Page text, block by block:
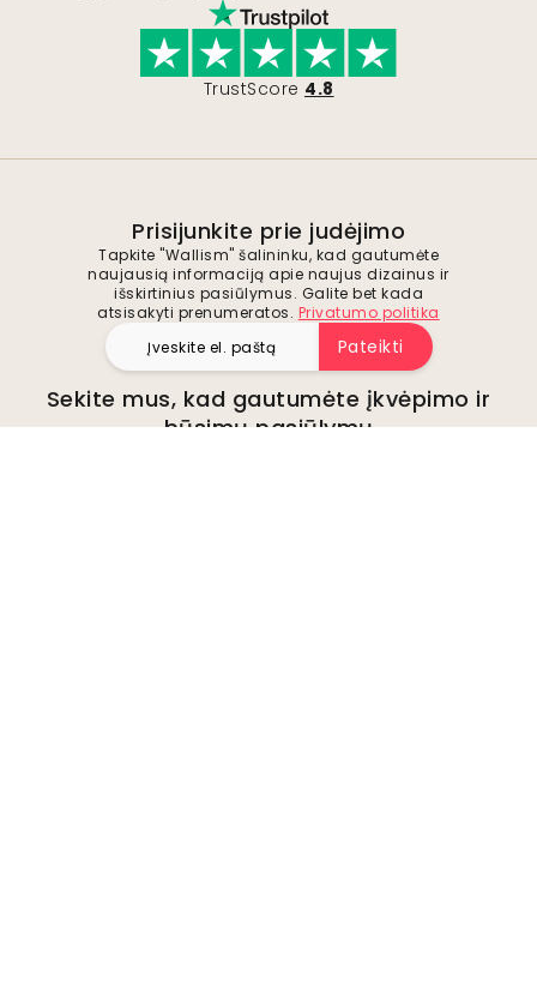
TrustScore 4.8
Prisijunkite prie judėjimo
Tapkite "Wallism" šalininku, kad gautumėte
naujausią informaciją apie naujus dizainus ir
išskirtinius pasiūlymus. Galite bet kada
atsisakyti prenumeratos. Privatumo politika
Pateikti
Sekite mus, kad gautumėte įkvėpimo ir
būsimų pasiūlymų